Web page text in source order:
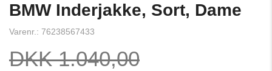
BMW Inderjakke, Sort, Dame
Varenr.: 76238567433
DKK 1.040,00